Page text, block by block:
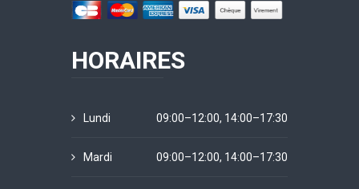
HORAIRES
Lundi 09:00–12:00, 14:00–17:30
Mardi 09:00–12:00, 14:00–17:30